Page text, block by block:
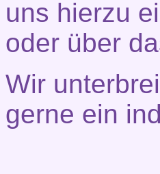
uns hierzu
oder über
Wir
gerne ein